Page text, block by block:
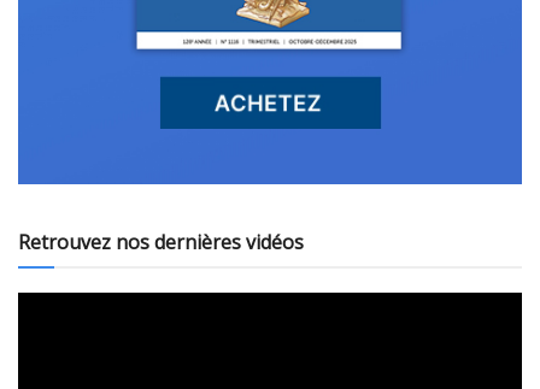
Retrouvez nos dernières vidéos